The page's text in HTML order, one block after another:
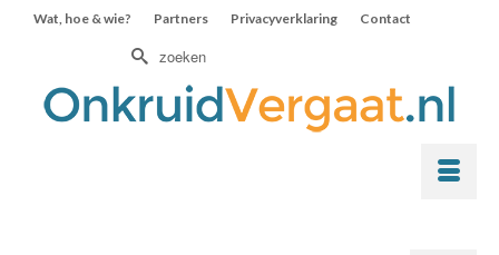
Wat, hoe & wie? Partners Privacyverklaring Contact
Zoek